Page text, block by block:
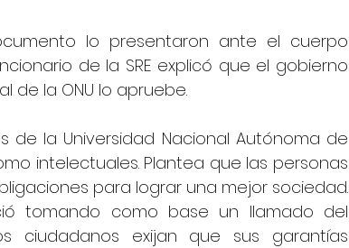
lo presentaron ante el cuerpo
de la SRE explicó que el gobierno
de la ONU lo apruebe.
la Universidad Nacional Autónoma de
intelectuales. Plantea que las personas
para lograr una mejor sociedad.
tomando como base un llamado del
ciudadanos exijan que sus garantías